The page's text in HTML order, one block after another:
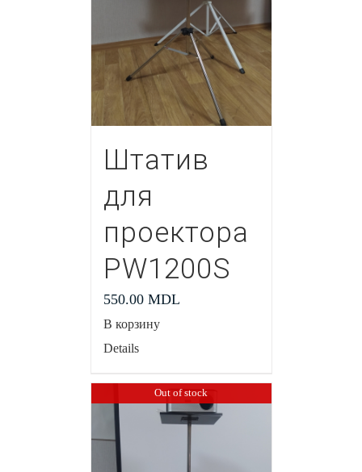
Штатив
для
проектора
PW1200S
550.00 MDL
В корзину
Details
Out of stock